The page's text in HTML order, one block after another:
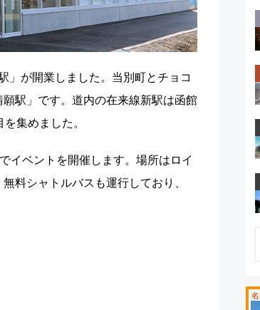
」が開業しました。当別町とチョコ
駅」です。道内の在来線新駅は函館
集めました。
イベントを開催します。場所はロイ
料シャトルバスも運行しており、